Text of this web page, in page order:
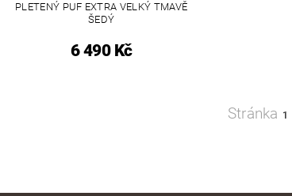
PLETENÝ PUF EXTRA VELKÝ TMAVĚ
ŠEDÝ
6 490 Kč
Stránka 1